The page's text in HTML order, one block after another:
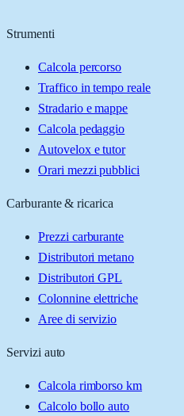
Strumenti
Calcola percorso
Traffico in tempo reale
Stradario e mappe
Calcola pedaggio
Autovelox e tutor
Orari mezzi pubblici
Carburante & ricarica
Prezzi carburante
Distributori metano
Distributori GPL
Colonnine elettriche
Aree di servizio
Servizi auto
Calcola rimborso km
Calcolo bollo auto